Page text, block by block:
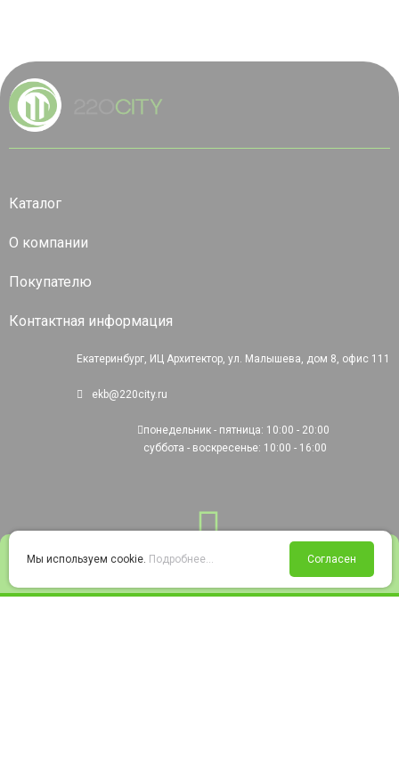
Войти Избранное Корзина
Каталог
О компании
Покупателю
Контактная информация
Екатеринбург, ИЦ Архитектор, ул. Малышева, дом 8, офис 111
ekb@220city.ru
понедельник - пятница: 10:00 - 20:00
суббота - воскресенье: 10:00 - 16:00
Мы используем cookie. Подробнее... Согласен